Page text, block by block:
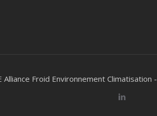
Alliance Froid Environnement Climatisation -